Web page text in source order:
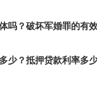
吗？破坏军婚罪的有
少？抵押贷款利率多